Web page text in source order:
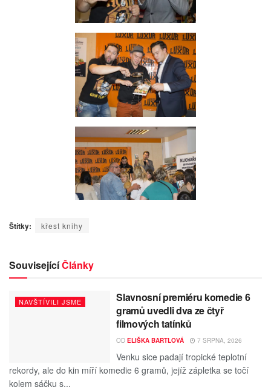
Štítky: křest knihy
SouvisejícíČlánky
NAVŠTÍVILI JSME
Slavnosní premiéru komedie 6
gramů uvedli dva ze čtyř
filmových tatínků
OD ELIŠKA BARTLOVÁ 7 SRPNA, 2026
Venku sice padají tropické teplotní
rekordy, ale do kin míří komedie 6 gramů, jejíž zápletka se točí
kolem sáčku s...